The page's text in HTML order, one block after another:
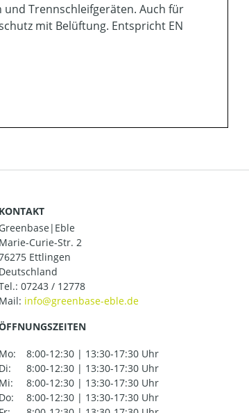
Trennschleifgeräten. Auch für
mit Belüftung. Entspricht EN
KONTAKT
Greenbase|Eble
Marie-Curie-Str. 2
Ettlingen
Deutschland
07243 / 12778
Mail:
Mo:
8:00-12:30 | 13:30-17:30 Uhr
Di:
8:00-12:30 | 13:30-17:30 Uhr
Mi:
8:00-12:30 | 13:30-17:30 Uhr
Do:
8:00-12:30 | 13:30-17:30 Uhr